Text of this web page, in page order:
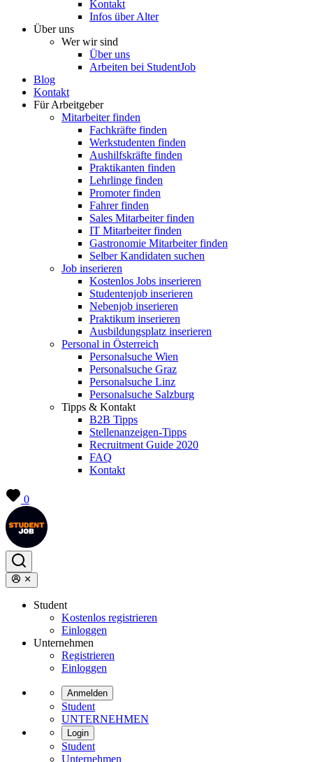
Kontakt
Infos über Alter
Über uns
Wer wir sind
Über uns
Arbeiten bei StudentJob
Blog
Kontakt
Für Arbeitgeber
Mitarbeiter finden
Fachkräfte finden
Werkstudenten finden
Aushilfskräfte finden
Praktikanten finden
Lehrlinge finden
Promoter finden
Fahrer finden
Sales Mitarbeiter finden
IT Mitarbeiter finden
Gastronomie Mitarbeiter finden
Selber Kandidaten suchen
Job inserieren
Kostenlos Jobs inserieren
Studentenjob inserieren
Nebenjob inserieren
Praktikum inserieren
Ausbildungsplatz inserieren
Personal in Österreich
Personalsuche Wien
Personalsuche Graz
Personalsuche Linz
Personalsuche Salzburg
Tipps & Kontakt
B2B Tipps
Stellenanzeigen-Tipps
Recruitment Guide 2020
FAQ
Kontakt
0
Student
Kostenlos registrieren
Einloggen
Unternehmen
Registrieren
Einloggen
Anmelden
Student
UNTERNEHMEN
Login
Student
Unternehmen